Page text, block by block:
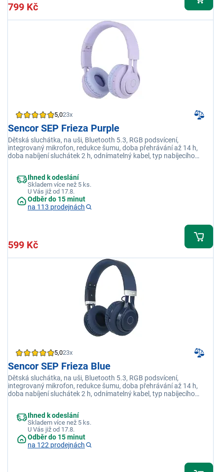
799 Kč
5,023x
Sencor SEP Frieza Purple
Dětská sluchátka, na uši, Bluetooth 5.3, RGB podsvícení,
integrovaný mikrofon, redukce šumu, doba přehrávání až 14 h,
doba nabíjení sluchátek 2 h, odnímatelný kabel, typ nabíjecího
Ihned k odeslání
Skladem více než 5 ks.
U Vás již od 17.8.
Odběr do 15 minut
na 113 prodejnách
599 Kč
5,023x
Sencor SEP Frieza Blue
Dětská sluchátka, na uši, Bluetooth 5.3, RGB podsvícení,
integrovaný mikrofon, redukce šumu, doba přehrávání až 14 h,
doba nabíjení sluchátek 2 h, odnímatelný kabel, typ nabíjecího
Ihned k odeslání
Skladem více než 5 ks.
U Vás již od 17.8.
Odběr do 15 minut
na 122 prodejnách